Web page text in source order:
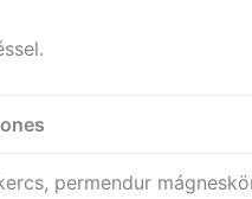
permendur